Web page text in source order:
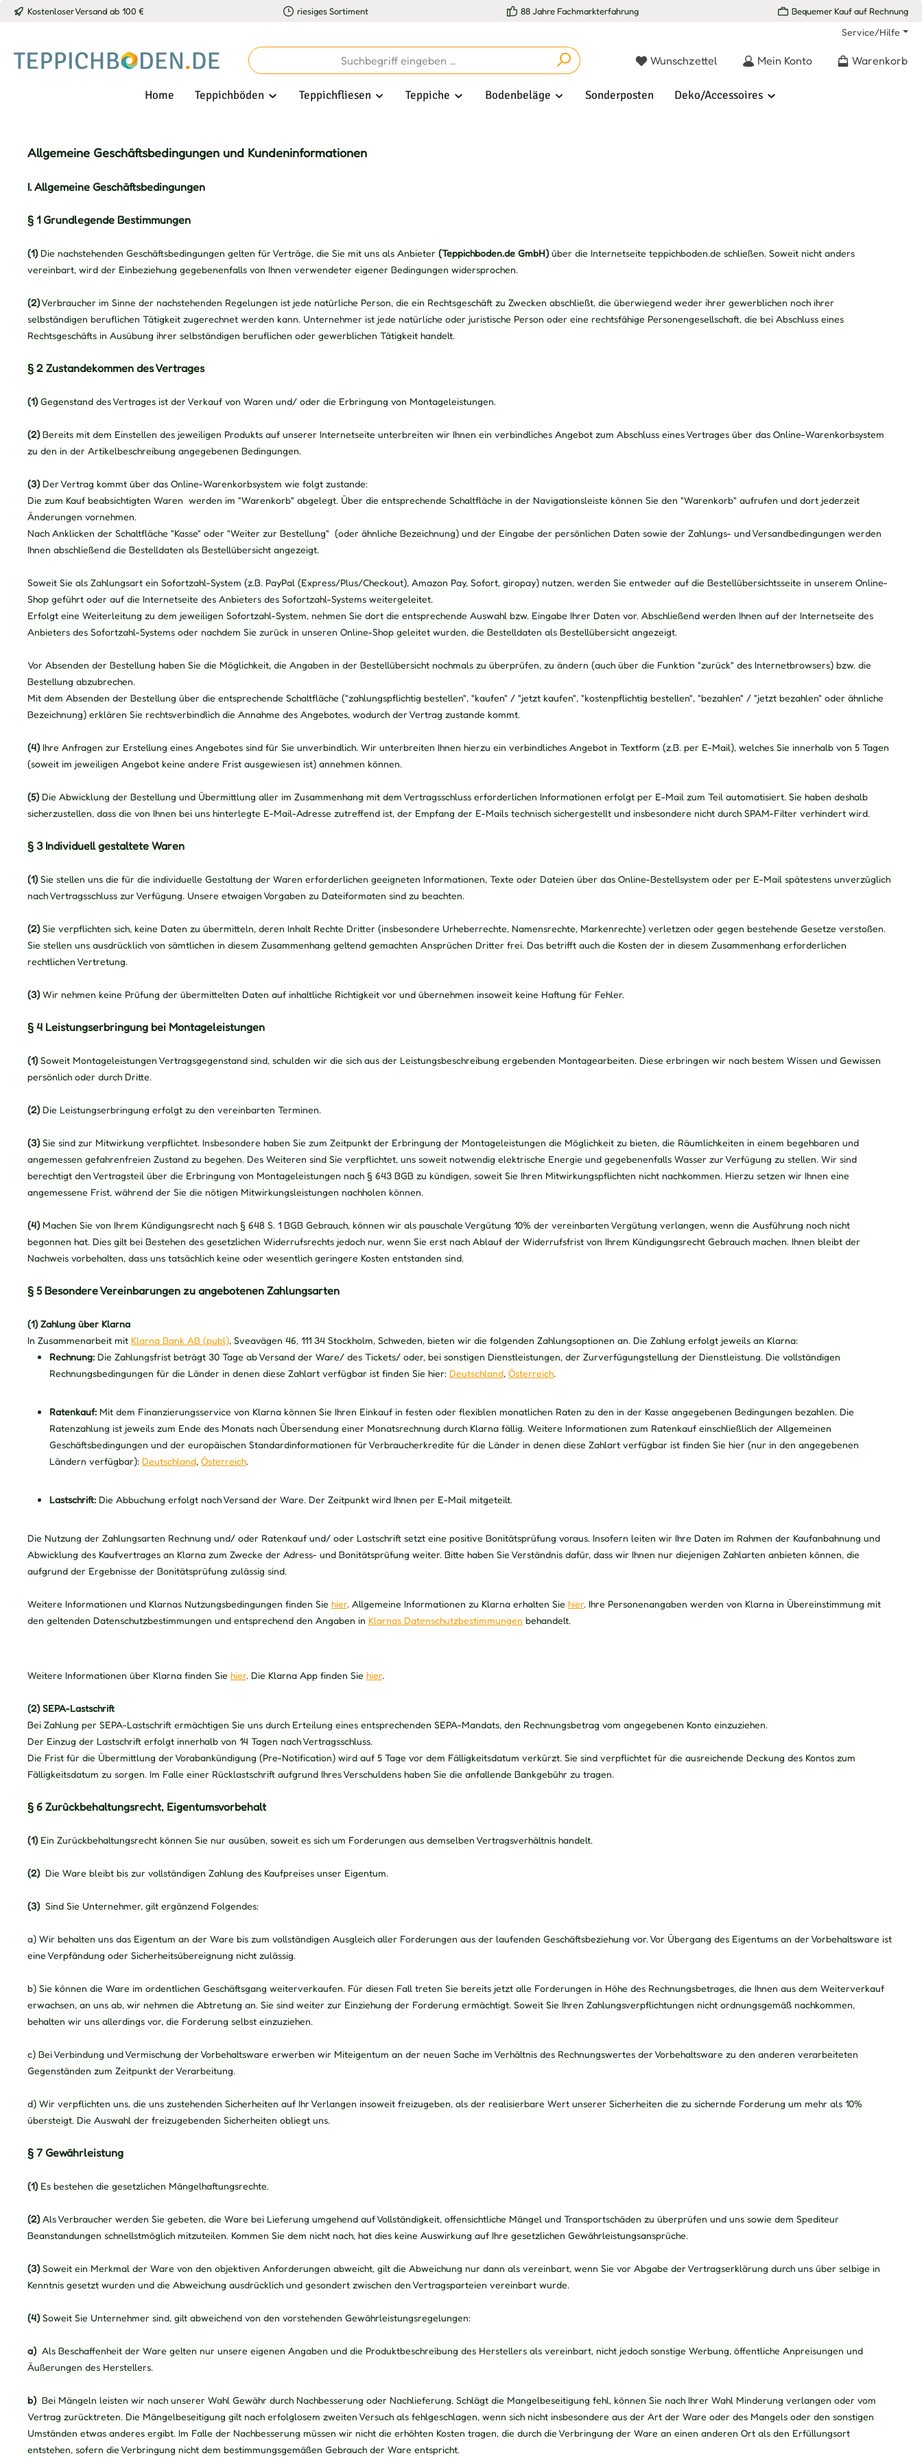
Hauptinhalt springen
Zur Suche springen
Zur Hauptnavigation springen
Kostenloser Versand ab 100 € riesiges Sortiment 88 Jahre Fachmarkterfahrung Bequemer Kauf auf Rechnung
Service/Hilfe
Wunschzettel Du hast 0 Produkte auf dem Merkzettel
Mein Konto Warenkorb
Home Teppichböden Teppichfliesen Teppiche Bodenbeläge Sonderposten Deko/Accessoires
Allgemeine Geschäftsbedingungen und Kundeninformationen
I. Allgemeine Geschäftsbedingungen
§ 1 Grundlegende Bestimmungen
(1) Die nachstehenden Geschäftsbedingungen gelten für Verträge, die Sie mit uns als Anbieter (Teppichboden.de GmbH) über die Internetseite teppichboden.de schließen. Soweit nicht anders
vereinbart, wird der Einbeziehung gegebenenfalls von Ihnen verwendeter eigener Bedingungen widersprochen.
(2)Verbraucher im Sinne der nachstehenden Regelungen ist jede natürliche Person, die ein Rechtsgeschäft zu Zwecken abschließt, die überwiegend weder ihrer gewerblichen noch ihrer
selbständigen beruflichen Tätigkeit zugerechnet werden kann. Unternehmer ist jede natürliche oder juristische Person oder eine rechtsfähige Personengesellschaft, die bei Abschluss eines
Rechtsgeschäfts in Ausübung ihrer selbständigen beruflichen oder gewerblichen Tätigkeit handelt.
§ 2 Zustandekommen des Vertrages
(1) Gegenstand des Vertrages ist der Verkauf von Waren und/ oder die Erbringung von Montageleistungen.
(2) Bereits mit dem Einstellen des jeweiligen Produkts auf unserer Internetseite unterbreiten wir Ihnen ein verbindliches Angebot zum Abschluss eines Vertrages über das Online-Warenkorbsystem
zu den in der Artikelbeschreibung angegebenen Bedingungen.
(3) Der Vertrag kommt über das Online-Warenkorbsystem wie folgt zustande:
Die zum Kauf beabsichtigten Waren werden im "Warenkorb" abgelegt. Über die entsprechende Schaltfläche in der Navigationsleiste können Sie den "Warenkorb" aufrufen und dort jederzeit
Änderungen vornehmen.
Nach Anklicken der Schaltfläche "Kasse" oder "Weiter zur Bestellung" (oder ähnliche Bezeichnung) und der Eingabe der persönlichen Daten sowie der Zahlungs- und Versandbedingungen werden
Ihnen abschließend die Bestelldaten als Bestellübersicht angezeigt.
Soweit Sie als Zahlungsart ein Sofortzahl-System (z.B. PayPal (Express/Plus/Checkout), Amazon Pay, Sofort, giropay) nutzen, werden Sie entweder auf die Bestellübersichtsseite in unserem Online-
Shop geführt oder auf die Internetseite des Anbieters des Sofortzahl-Systems weitergeleitet.
Erfolgt eine Weiterleitung zu dem jeweiligen Sofortzahl-System, nehmen Sie dort die entsprechende Auswahl bzw. Eingabe Ihrer Daten vor. Abschließend werden Ihnen auf der Internetseite des
Anbieters des Sofortzahl-Systems oder nachdem Sie zurück in unseren Online-Shop geleitet wurden, die Bestelldaten als Bestellübersicht angezeigt.
Vor Absenden der Bestellung haben Sie die Möglichkeit, die Angaben in der Bestellübersicht nochmals zu überprüfen, zu ändern (auch über die Funktion "zurück" des Internetbrowsers) bzw. die
Bestellung abzubrechen.
Mit dem Absenden der Bestellung über die entsprechende Schaltfläche ("zahlungspflichtig bestellen", "kaufen" / "jetzt kaufen", "kostenpflichtig bestellen", "bezahlen" / "jetzt bezahlen" oder ähnliche
Bezeichnung) erklären Sie rechtsverbindlich die Annahme des Angebotes, wodurch der Vertrag zustande kommt.
(4) Ihre Anfragen zur Erstellung eines Angebotes sind für Sie unverbindlich. Wir unterbreiten Ihnen hierzu ein verbindliches Angebot in Textform (z.B. per E-Mail), welches Sie innerhalb von 5 Tagen
(soweit im jeweiligen Angebot keine andere Frist ausgewiesen ist) annehmen können.
(5) Die Abwicklung der Bestellung und Übermittlung aller im Zusammenhang mit dem Vertragsschluss erforderlichen Informationen erfolgt per E-Mail zum Teil automatisiert. Sie haben deshalb
sicherzustellen, dass die von Ihnen bei uns hinterlegte E-Mail-Adresse zutreffend ist, der Empfang der E-Mails technisch sichergestellt und insbesondere nicht durch SPAM-Filter verhindert wird.
§ 3 Individuell gestaltete Waren
(1) Sie stellen uns die für die individuelle Gestaltung der Waren erforderlichen geeigneten Informationen, Texte oder Dateien über das Online-Bestellsystem oder per E-Mail spätestens unverzüglich
nach Vertragsschluss zur Verfügung. Unsere etwaigen Vorgaben zu Dateiformaten sind zu beachten.
(2) Sie verpflichten sich, keine Daten zu übermitteln, deren Inhalt Rechte Dritter (insbesondere Urheberrechte, Namensrechte, Markenrechte) verletzen oder gegen bestehende Gesetze verstoßen.
Sie stellen uns ausdrücklich von sämtlichen in diesem Zusammenhang geltend gemachten Ansprüchen Dritter frei. Das betrifft auch die Kosten der in diesem Zusammenhang erforderlichen
rechtlichen Vertretung.
(3) Wir nehmen keine Prüfung der übermittelten Daten auf inhaltliche Richtigkeit vor und übernehmen insoweit keine Haftung für Fehler.
§ 4 Leistungserbringung bei Montageleistungen
(1) Soweit Montageleistungen Vertragsgegenstand sind, schulden wir die sich aus der Leistungsbeschreibung ergebenden Montagearbeiten. Diese erbringen wir nach bestem Wissen und Gewissen
persönlich oder durch Dritte.
(2) Die Leistungserbringung erfolgt zu den vereinbarten Terminen.
(3) Sie sind zur Mitwirkung verpflichtet. Insbesondere haben Sie zum Zeitpunkt der Erbringung der Montageleistungen die Möglichkeit zu bieten, die Räumlichkeiten in einem begehbaren und
angemessen gefahrenfreien Zustand zu begehen. Des Weiteren sind Sie verpflichtet, uns soweit notwendig elektrische Energie und gegebenenfalls Wasser zur Verfügung zu stellen. Wir sind
berechtigt den Vertragsteil über die Erbringung von Montageleistungen nach § 643 BGB zu kündigen, soweit Sie Ihren Mitwirkungspflichten nicht nachkommen. Hierzu setzen wir Ihnen eine
angemessene Frist, während der Sie die nötigen Mitwirkungsleistungen nachholen können.
(4) Machen Sie von Ihrem Kündigungsrecht nach § 648 S. 1 BGB Gebrauch, können wir als pauschale Vergütung 10% der vereinbarten Vergütung verlangen, wenn die Ausführung noch nicht
begonnen hat. Dies gilt bei Bestehen des gesetzlichen Widerrufsrechts jedoch nur, wenn Sie erst nach Ablauf der Widerrufsfrist von Ihrem Kündigungsrecht Gebrauch machen. Ihnen bleibt der
Nachweis vorbehalten, dass uns tatsächlich keine oder wesentlich geringere Kosten entstanden sind.
§ 5 Besondere Vereinbarungen zu angebotenen Zahlungsarten
(1) Zahlung über Klarna
In Zusammenarbeit mit Klarna Bank AB (publ), Sveavägen 46, 111 34 Stockholm, Schweden, bieten wir die folgenden Zahlungsoptionen an. Die Zahlung erfolgt jeweils an Klarna:
Rechnung: Die Zahlungsfrist beträgt 30 Tage ab Versand der Ware/ des Tickets/ oder, bei sonstigen Dienstleistungen, der Zurverfügungstellung der Dienstleistung. Die vollständigen
Rechnungsbedingungen für die Länder in denen diese Zahlart verfügbar ist finden Sie hier: Deutschland, Österreich.
Ratenkauf: Mit dem Finanzierungsservice von Klarna können Sie Ihren Einkauf in festen oder flexiblen monatlichen Raten zu den in der Kasse angegebenen Bedingungen bezahlen. Die
Ratenzahlung ist jeweils zum Ende des Monats nach Übersendung einer Monatsrechnung durch Klarna fällig. Weitere Informationen zum Ratenkauf einschließlich der Allgemeinen
Geschäftsbedingungen und der europäischen Standardinformationen für Verbraucherkredite für die Länder in denen diese Zahlart verfügbar ist finden Sie hier (nur in den angegebenen
Ländern verfügbar): Deutschland, Österreich.
Lastschrift: Die Abbuchung erfolgt nach Versand der Ware. Der Zeitpunkt wird Ihnen per E-Mail mitgeteilt.
Die Nutzung der Zahlungsarten Rechnung und/ oder Ratenkauf und/ oder Lastschrift setzt eine positive Bonitätsprüfung voraus. Insofern leiten wir Ihre Daten im Rahmen der Kaufanbahnung und
Abwicklung des Kaufvertrages an Klarna zum Zwecke der Adress- und Bonitätsprüfung weiter. Bitte haben Sie Verständnis dafür, dass wir Ihnen nur diejenigen Zahlarten anbieten können, die
aufgrund der Ergebnisse der Bonitätsprüfung zulässig sind.
Weitere Informationen und Klarnas Nutzungsbedingungen finden Sie hier. Allgemeine Informationen zu Klarna erhalten Sie hier. Ihre Personenangaben werden von Klarna in Übereinstimmung mit
den geltenden Datenschutzbestimmungen und entsprechend den Angaben in Klarnas Datenschutzbestimmungen behandelt.
Weitere Informationen über Klarna finden Sie hier. Die Klarna App finden Sie hier.
(2) SEPA-Lastschrift
Bei Zahlung per SEPA-Lastschrift ermächtigen Sie uns durch Erteilung eines entsprechenden SEPA-Mandats, den Rechnungsbetrag vom angegebenen Konto einzuziehen.
Der Einzug der Lastschrift erfolgt innerhalb von 14 Tagen nach Vertragsschluss.
Die Frist für die Übermittlung der Vorabankündigung (Pre-Notification) wird auf 5 Tage vor dem Fälligkeitsdatum verkürzt. Sie sind verpflichtet für die ausreichende Deckung des Kontos zum
Fälligkeitsdatum zu sorgen. Im Falle einer Rücklastschrift aufgrund Ihres Verschuldens haben Sie die anfallende Bankgebühr zu tragen.
§ 6 Zurückbehaltungsrecht, Eigentumsvorbehalt
(1) Ein Zurückbehaltungsrecht können Sie nur ausüben, soweit es sich um Forderungen aus demselben Vertragsverhältnis handelt.
(2) Die Ware bleibt bis zur vollständigen Zahlung des Kaufpreises unser Eigentum.
(3) Sind Sie Unternehmer, gilt ergänzend Folgendes:
a) Wir behalten uns das Eigentum an der Ware bis zum vollständigen Ausgleich aller Forderungen aus der laufenden Geschäftsbeziehung vor. Vor Übergang des Eigentums an der Vorbehaltsware ist
eine Verpfändung oder Sicherheitsübereignung nicht zulässig.
b) Sie können die Ware im ordentlichen Geschäftsgang weiterverkaufen. Für diesen Fall treten Sie bereits jetzt alle Forderungen in Höhe des Rechnungsbetrages, die Ihnen aus dem Weiterverkauf
erwachsen, an uns ab, wir nehmen die Abtretung an. Sie sind weiter zur Einziehung der Forderung ermächtigt. Soweit Sie Ihren Zahlungsverpflichtungen nicht ordnungsgemäß nachkommen,
behalten wir uns allerdings vor, die Forderung selbst einzuziehen.
c) Bei Verbindung und Vermischung der Vorbehaltsware erwerben wir Miteigentum an der neuen Sache im Verhältnis des Rechnungswertes der Vorbehaltsware zu den anderen verarbeiteten
Gegenständen zum Zeitpunkt der Verarbeitung.
d) Wir verpflichten uns, die uns zustehenden Sicherheiten auf Ihr Verlangen insoweit freizugeben, als der realisierbare Wert unserer Sicherheiten die zu sichernde Forderung um mehr als 10%
übersteigt. Die Auswahl der freizugebenden Sicherheiten obliegt uns.
§ 7 Gewährleistung
(1) Es bestehen die gesetzlichen Mängelhaftungsrechte.
(2) Als Verbraucher werden Sie gebeten, die Ware bei Lieferung umgehend auf Vollständigkeit, offensichtliche Mängel und Transportschäden zu überprüfen und uns sowie dem Spediteur
Beanstandungen schnellstmöglich mitzuteilen. Kommen Sie dem nicht nach, hat dies keine Auswirkung auf Ihre gesetzlichen Gewährleistungsansprüche.
(3) Soweit ein Merkmal der Ware von den objektiven Anforderungen abweicht, gilt die Abweichung nur dann als vereinbart, wenn Sie vor Abgabe der Vertragserklärung durch uns über selbige in
Kenntnis gesetzt wurden und die Abweichung ausdrücklich und gesondert zwischen den Vertragsparteien vereinbart wurde.
(4) Soweit Sie Unternehmer sind, gilt abweichend von den vorstehenden Gewährleistungsregelungen:
a) Als Beschaffenheit der Ware gelten nur unsere eigenen Angaben und die Produktbeschreibung des Herstellers als vereinbart, nicht jedoch sonstige Werbung, öffentliche Anpreisungen und
Äußerungen des Herstellers.
b) Bei Mängeln leisten wir nach unserer Wahl Gewähr durch Nachbesserung oder Nachlieferung. Schlägt die Mangelbeseitigung fehl, können Sie nach Ihrer Wahl Minderung verlangen oder vom
Vertrag zurücktreten. Die Mängelbeseitigung gilt nach erfolglosem zweiten Versuch als fehlgeschlagen, wenn sich nicht insbesondere aus der Art der Ware oder des Mangels oder den sonstigen
Umständen etwas anderes ergibt. Im Falle der Nachbesserung müssen wir nicht die erhöhten Kosten tragen, die durch die Verbringung der Ware an einen anderen Ort als den Erfüllungsort
entstehen, sofern die Verbringung nicht dem bestimmungsgemäßen Gebrauch der Ware entspricht.